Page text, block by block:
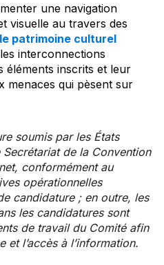
une navigation
visuelle au travers des
patrimoine culturel
interconnections
éléments inscrits et leur
menaces qui pèsent sur
soumis par les États
de la Convention
conformément au
opérationnelles
candidature ; en outre, les
les candidatures sont
de travail du Comité afin
et l’accès à l’information.